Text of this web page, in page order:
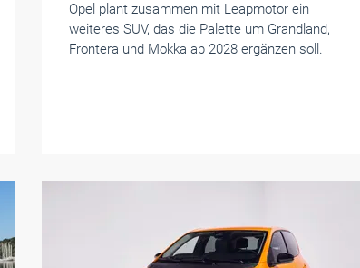
Opel plant zusammen mit Leapmotor ein
weiteres SUV, das die Palette um Grandland,
Frontera und Mokka ab 2028 ergänzen soll.